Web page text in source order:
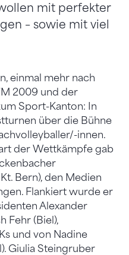
mit perfekter
– sowie mit viel
einmal mehr nach
2009 und der
Sport-Kanton: In
über die Bühne
innen.
der Wettkämpfe gab
Bern), den Medien
Flankiert wurde er
Alexander
Fehr (Biel),
und von Nadine
Giulia Steingruber